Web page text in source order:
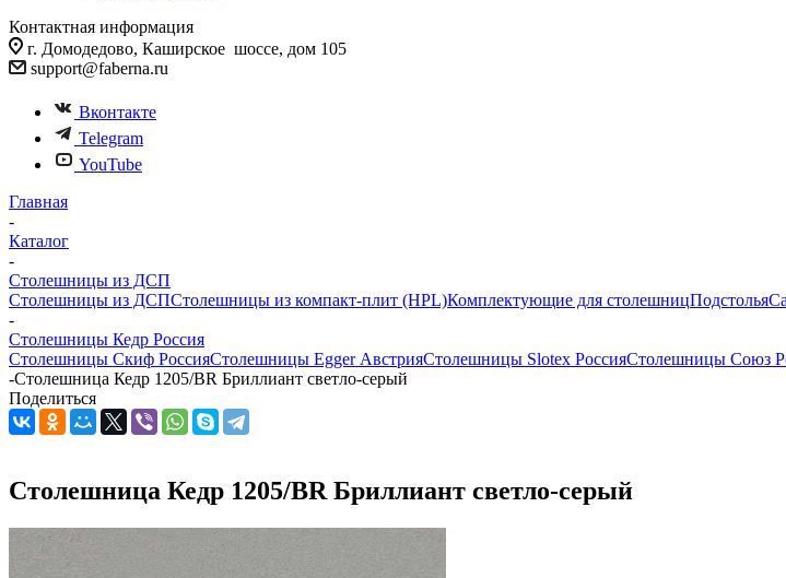
Контактная информация
г. Домодедово, Каширское шоссе, дом 105
support@faberna.ru
Вконтакте
Telegram
YouTube
Главная
-
Каталог
-
Столешницы из ДСП
Столешницы из ДСПСтолешницы из компакт-плит (HPL)Комплектующие для столешницПодстолья
-
Столешницы Кедр Россия
Столешницы Скиф РоссияСтолешницы Egger АвстрияСтолешницы Slotex РоссияСтолешницы Союз
-Столешница Кедр 1205/BR Бриллиант светло-серый
Поделиться
Столешница Кедр 1205/BR Бриллиант светло-серый